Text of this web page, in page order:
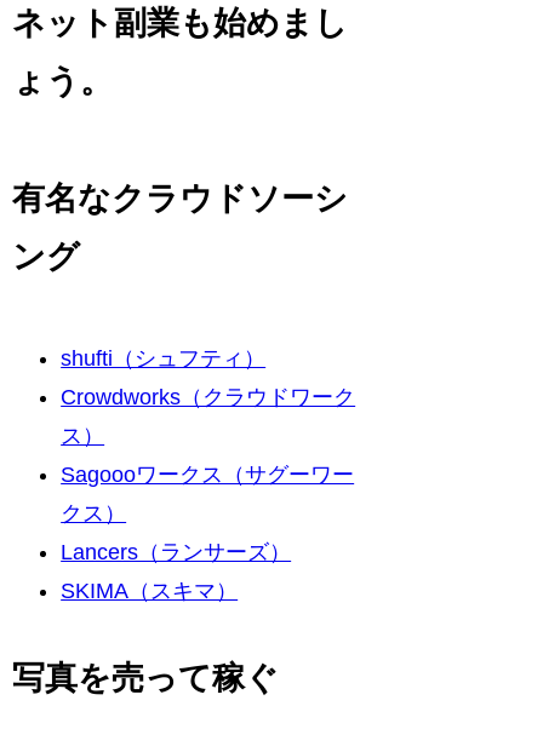
ネット副業も始めまし
ょう。
有名なクラウドソーシ
ング
shufti（シュフティ）
Crowdworks（クラウドワーク
ス）
Sagoooワークス（サグーワー
クス）
Lancers（ランサーズ）
SKIMA（スキマ）
写真を売って稼ぐ